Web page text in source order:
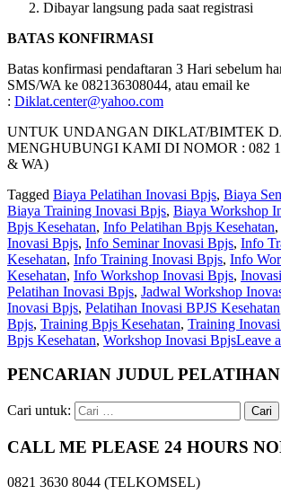
Dibayar langsung pada saat registrasi
BATAS KONFIRMASI
Batas konfirmasi pendaftaran 3 Hari sebelum
SMS/WA ke 082136308044, atau email ke
: Diklat.center@yahoo.com
UNTUK UNDANGAN DIKLAT/BIMTEK
MENGHUBUNGI KAMI DI NOMOR : 082
& WA)
Tagged Biaya Pelatihan Inovasi Bpjs, Biaya
Biaya Training Inovasi Bpjs, Biaya Workshop
Bpjs Kesehatan, Info Pelatihan Bpjs Kesehatan,
Inovasi Bpjs, Info Seminar Inovasi Bpjs, Info
Kesehatan, Info Training Inovasi Bpjs, Info
Kesehatan, Info Workshop Inovasi Bpjs,
Pelatihan Inovasi Bpjs, Jadwal Workshop
Inovasi Bpjs, Pelatihan Inovasi BPJS Kesehatan
Bpjs, Training Bpjs Kesehatan, Training
Bpjs Kesehatan, Workshop Inovasi BpjsLeave
PENCARIAN JUDUL PELATIHAN
Cari untuk:
CALL ME PLEASE 24 HOURS
0821 3630 8044 (TELKOMSEL)